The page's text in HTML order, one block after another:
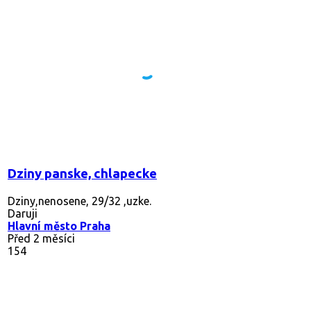
Dziny panske, chlapecke
Dziny,nenosene, 29/32 ,uzke.
Daruji
Hlavní město Praha
Před 2 měsíci
154